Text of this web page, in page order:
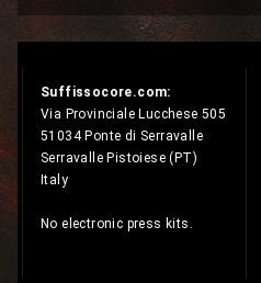
Suffissocore.com:
Via Provinciale Lucchese 505
51034 Ponte di Serravalle
Serravalle Pistoiese (PT)
Italy
No electronic press kits.